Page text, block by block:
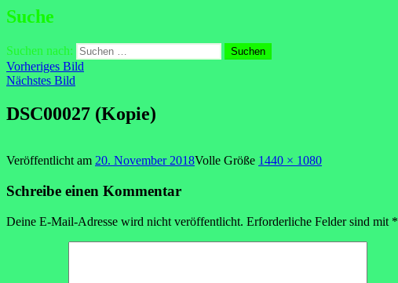
Suche
Suchen nach:
Vorheriges Bild
Nächstes Bild
DSC00027 (Kopie)
Veröffentlicht am 20. November 2018Volle Größe 1440 × 1080
Schreibe einen Kommentar
Deine E-Mail-Adresse wird nicht veröffentlicht. Erforderliche Felder sind mit *